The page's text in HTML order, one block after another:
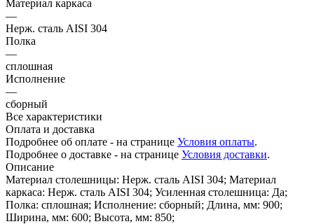
Материал каркаса
—
Нерж. сталь AISI 304
Полка
—
сплошная
Исполнение
—
сборный
Все характеристики
Оплата и доставка
Подробнее об оплате - на странице Условия оплаты.
Подробнее о доставке - на странице Условия доставки.
Описание
Материал столешницы: Нерж. сталь AISI 304; Материал
каркаса: Нерж. сталь AISI 304; Усиленная столешница: Да;
Полка: сплошная; Исполнение: сборный; Длина, мм: 900;
Ширина, мм: 600; Высота, мм: 850;